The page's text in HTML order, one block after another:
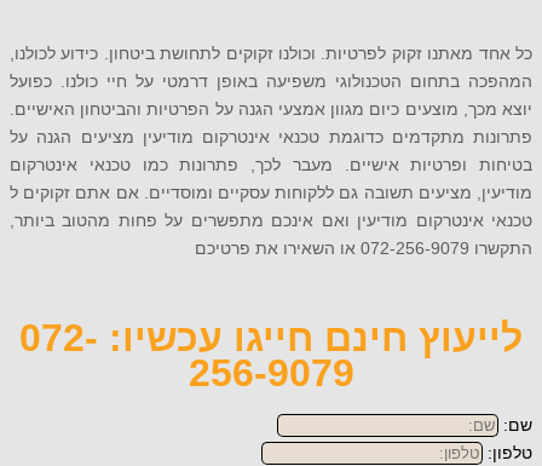
זקוק לפרטיות. וכולנו זקוקים לתחושת ביטחון. כידוע לכולנו,
בתחום הטכנולוגי משפיעה באופן דרמטי על חיי כולנו. כפועל
מוצעים כיום מגוון אמצעי הגנה על הפרטיות והביטחון האישיים.
מתקדמים כדוגמת טכנאי אינטרקום מודיעין מציעים הגנה על
ופרטיות אישיים. מעבר לכך, פתרונות כמו טכנאי אינטרקום
מציעים תשובה גם ללקוחות עסקיים ומוסדיים. אם אתם זקוקים ל
מודיעין ואם אינכם מתפשרים על פחות מהטוב ביותר,
לייעוץ חינם חייגו עכשיו: 072-
256-9079